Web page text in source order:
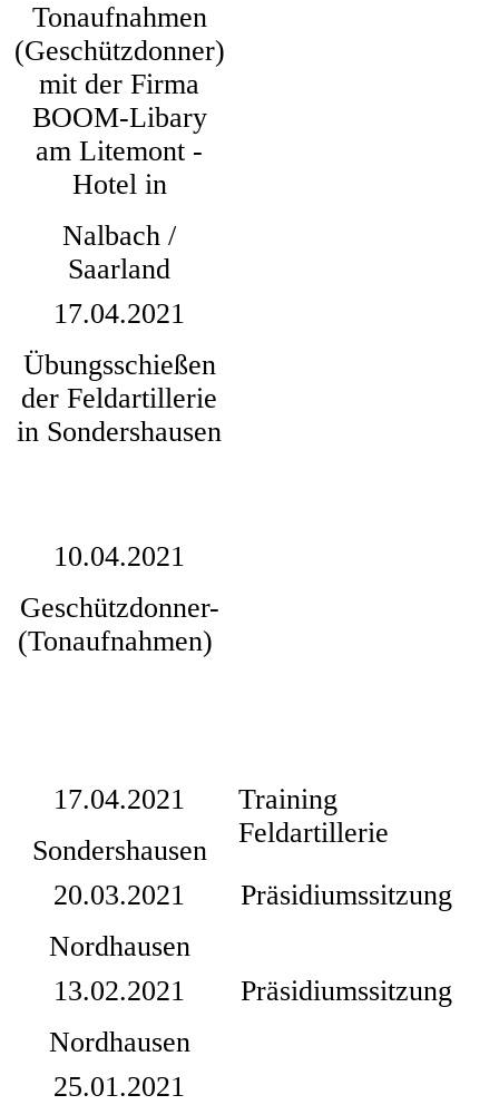
Tonaufnahmen
(Geschützdonner)
mit der Firma
BOOM-Libary
am Litemont -
Hotel in
Nalbach /
Saarland
17.04.2021
Übungsschießen
der Feldartillerie
in Sondershausen
10.04.2021
Geschützdonner-
(Tonaufnahmen)
17.04.2021
Sondershausen
Training
Feldartillerie
20.03.2021
Nordhausen
Präsidiumssitzung
13.02.2021
Nordhausen
Präsidiumssitzung
25.01.2021